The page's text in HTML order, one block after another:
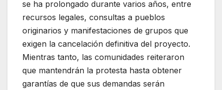
se ha prolongado durante varios años, entre
recursos legales, consultas a pueblos
originarios y manifestaciones de grupos que
exigen la cancelación definitiva del proyecto.
Mientras tanto, las comunidades reiteraron
que mantendrán la protesta hasta obtener
garantías de que sus demandas serán